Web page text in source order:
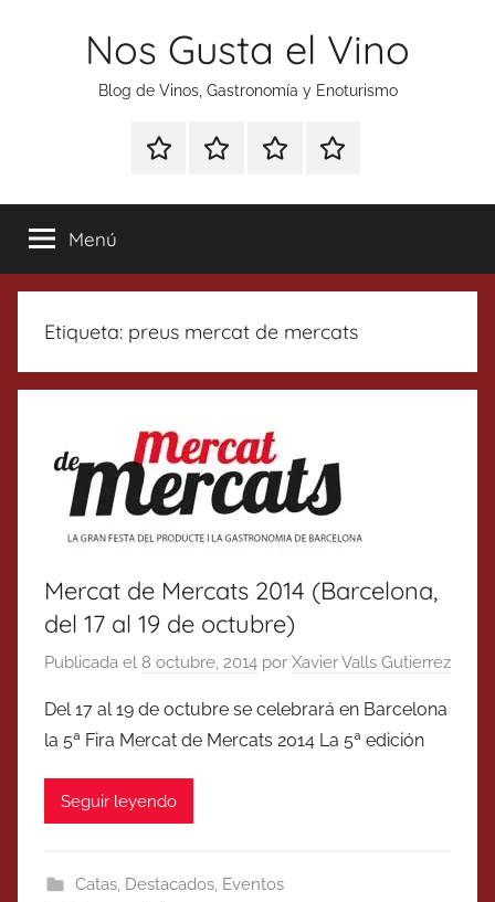
Nos Gusta el Vino
Blog de Vinos, Gastronomía y Enoturismo
Especial
Tonics
Enoturismo
Gastronomía
RankingContacto
Menú
Etiqueta: preus mercat de mercats
Mercat de Mercats 2014 (Barcelona,
del 17 al 19 de octubre)
Publicada el 8 octubre, 2014 por Xavier Valls Gutierrez
Del 17 al 19 de octubre se celebrará en Barcelona
la 5ª Fira Mercat de Mercats 2014 La 5ª edición
Seguir leyendo
Catas, Destacados, Eventos